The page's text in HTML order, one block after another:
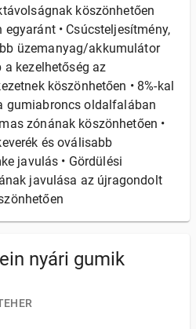
köszönhetően
• Csúcsteljesítmény,
üzemanyag/akkumulátor
a kezelhetőség az
köszönhetően • 8%-kal
gumiabroncs oldalfalában
zónának köszönhetően •
és oválisabb
javulás • Gördülési
javulása az újragondolt
nyári gumik